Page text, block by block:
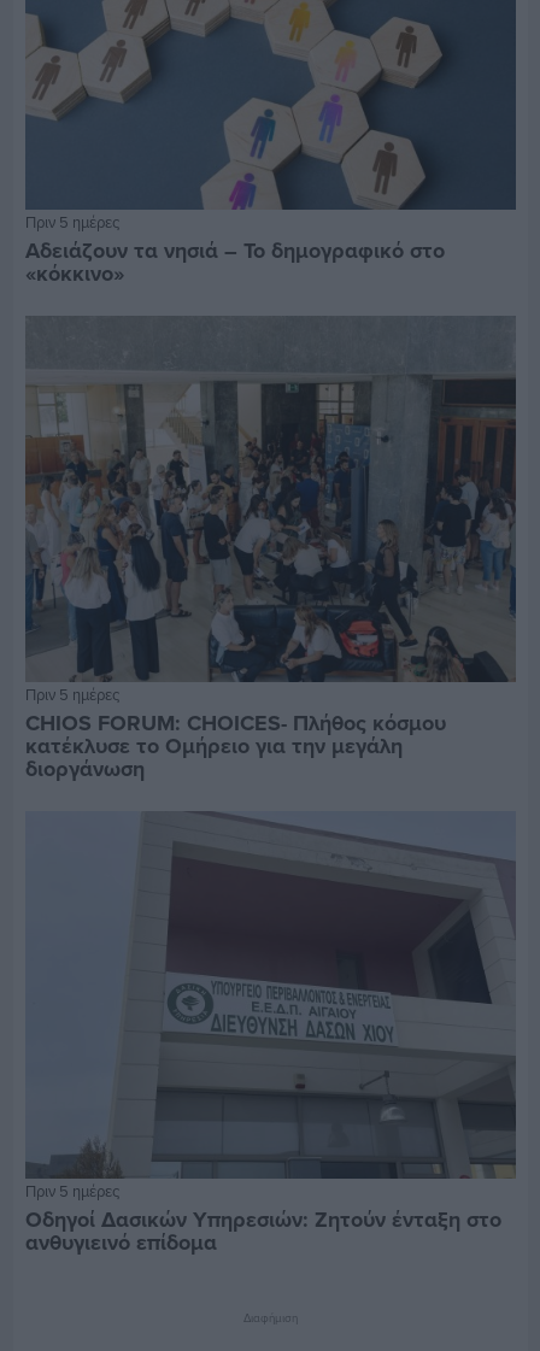
Πριν 5 ημέρες
Αδειάζουν τα νησιά – Το δημογραφικό στο
«κόκκινο»
Πριν 5 ημέρες
CHIOS FORUM: CHOICES- Πλήθος κόσμου
κατέκλυσε το Ομήρειο για την μεγάλη
διοργάνωση
Πριν 5 ημέρες
Οδηγοί Δασικών Υπηρεσιών: Ζητούν ένταξη στο
ανθυγιεινό επίδομα
Διαφήμιση